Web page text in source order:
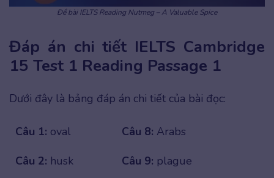
Đề bài IELTS Reading Nutmeg – A Valuable Spice
Đáp án chi tiết IELTS Cambridge
15 Test 1 Reading Passage 1
Dưới đây là bảng đáp án chi tiết của bài đọc:
Câu 1: oval Câu 8: Arabs
Câu 2: husk Câu 9: plague